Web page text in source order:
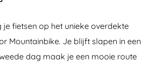
fietsen op het unieke overdekte
Mountainbike. Je blijft slapen in een
dag maak je een mooie route